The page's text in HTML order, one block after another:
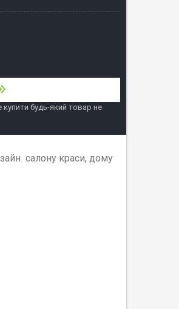
купити будь-який товар не
салону краси, дому